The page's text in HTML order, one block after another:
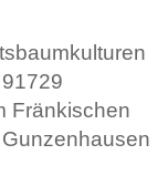
Fränkischen